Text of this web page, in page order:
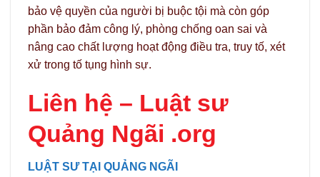
bảo vệ quyền của người bị buộc tội mà còn góp
phần bảo đảm công lý, phòng chống oan sai và
nâng cao chất lượng hoạt động điều tra, truy tố, xét
xử trong tố tụng hình sự.
Liên hệ – Luật sư
Quảng Ngãi .org
LUẬT SƯ TẠI QUẢNG NGÃI